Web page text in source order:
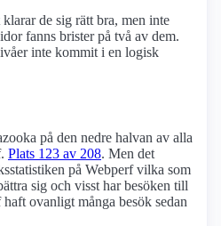
de sig rätt bra, men inte
fanns brister på två av dem.
inte kommit i en logisk
på den nedre halvan av alla
Plats 123 av 208. Men det
på Webperf vilka som
sig och visst har besöken till
ovanligt många besök sedan